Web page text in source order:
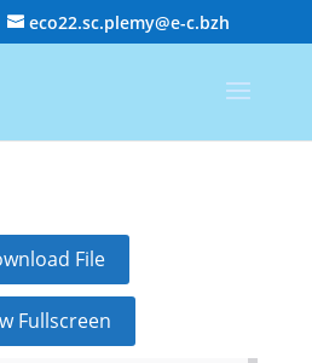
eco22.sc.plemy@e-c.bzh
File
Fullscreen